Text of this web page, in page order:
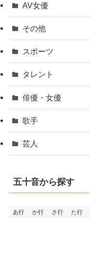
AV女優
その他
スポーツ
タレント
俳優・女優
歌手
芸人
五十音から探す
あ行 か行 さ行 た行